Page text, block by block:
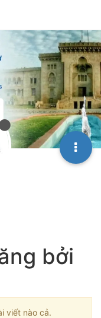
bởi
viết nào cả.